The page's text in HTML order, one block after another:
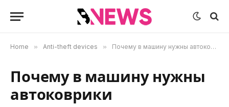
Home » Anti-theft devices » Почему в машину нужны автоковрики
Почему в машину нужны
автоковрики